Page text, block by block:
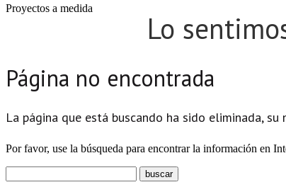
Proyectos a medida
Lo
Página no encontrada
La página que está buscando ha sido eliminada,
Por favor, use la búsqueda para encontrar la información en